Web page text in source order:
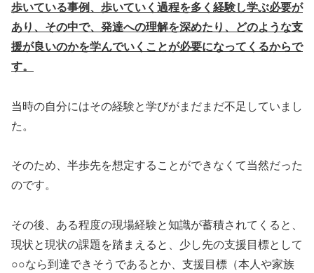
歩いている事例、歩いていく過程を多く経験し学ぶ必要が
あり、その中で、発達への理解を深めたり、どのような支
援が良いのかを学んでいくことが必要になってくるからで
す。
当時の自分にはその経験と学びがまだまだ不足していまし
た。
そのため、半歩先を想定することができなくて当然だった
のです。
その後、ある程度の現場経験と知識が蓄積されてくると、
現状と現状の課題を踏まえると、少し先の支援目標として
○○なら到達できそうであるとか、支援目標（本人や家族